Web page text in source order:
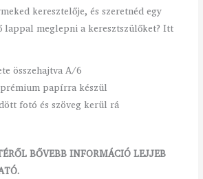
keresztelője, és szeretnéd egy
lappal meglepni a keresztszülőket? Itt
összehajtva A/6
papírra készül
fotó és szöveg kerül rá
BŐVEBB INFORMÁCIÓ LEJJEB